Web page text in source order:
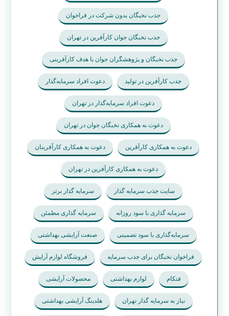
جذب سرمایه گذار برای استارتاپ
جذب سرمایه گذار برای ایده جذب سرمایه گذار برای تولید
جذب سرمایه‌گذار برای تولید جذب سرمایه‌گذار برای پروژه
جذب سرمایه‌گذار خارجی برای ایده
جذب نخبگان بدون شرکت در فراخوان
جذب نخبگان جوان کارآفرین در تهران
جذب نخبگان و پژوهشگران جوان با هدف کارآفرینی
جذب کارآفرین در تولید دعوت افراد سرمایه‌گذار
دعوت افراد سرمایه‌گذار در تهران
دعوت به همکاری نخبگان جوان در تهران
دعوت به همکاری کارآفرین دعوت به همکاری کارآفرینان
دعوت به همکاری کارآفرین در تهران
سایت جذب سرمایه گذار سرمایه گذار برتر
سرمایه گذاری با سود روزانه سرمایه گذاری مطمئن
سرمایه‌گذاری با سود تضمینی صنعت آرایشی بهداشتی